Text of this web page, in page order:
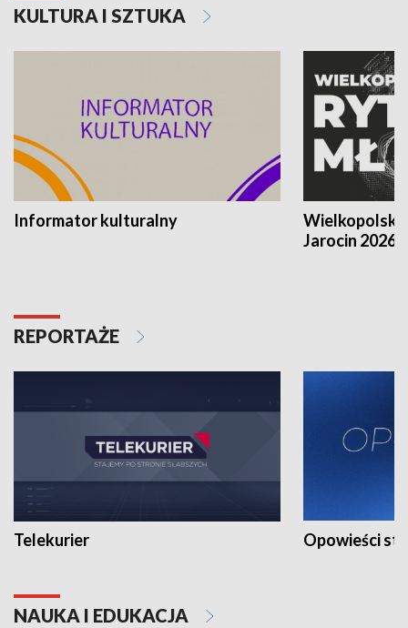
KULTURA I SZTUKA
Informator kulturalny
Jarocin 2026
REPORTAŻE
Telekurier Opowieści
NAUKA I EDUKACJA